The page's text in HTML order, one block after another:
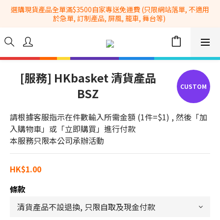
全港No.1一站式設備租售及採購服務供應商
選購現貨產品全單滿$3500自家專送免運費 (只限網站落單, 不適用
於急單, 訂制產品, 屏風, 籠車, 舞台等)
info@hkbasket.com
[服務] HKbasket 清貨產品
BSZ
請根據客服指示在件數輸入所需金額 (1件=$1) , 然後「加
入購物車」或「立即購買」進行付款
本服務只限本公司承辦活動
HK$1.00
條款